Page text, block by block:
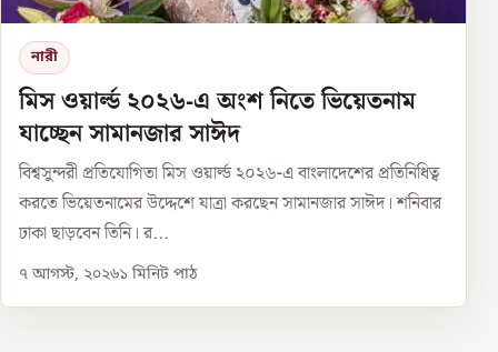
নারী
মিস ওয়ার্ল্ড ২০২৬-এ অংশ নিতে ভিয়েতনাম
যাচ্ছেন সামানজার সাঈদ
বিশ্বসুন্দরী প্রতিযোগিতা মিস ওয়ার্ল্ড ২০২৬-এ বাংলাদেশের প্রতিনিধিত্ব
করতে ভিয়েতনামের উদ্দেশে যাত্রা করছেন সামানজার সাঈদ। শনিবার
ঢাকা ছাড়বেন তিনি। র...
৭ আগস্ট, ২০২৬১ মিনিট পাঠ